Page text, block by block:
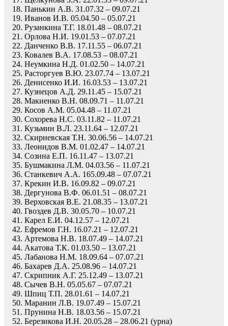
Панькин А.В. 31.07.32 – 09.07.21
Иванов И.В. 05.04.50 – 05.07.21
Рузанкина Т.Г. 18.01.48 – 08.07.21
Орлова Н.И. 19.01.53 – 07.07.21
Данченко В.В. 17.11.55 – 06.07.21
Ковалев В.А. 17.08.53 – 08.07.21
Неумкина Н.Д. 01.02.50 – 14.07.21
Расторгуев В.Ю. 23.07.74 – 13.07.21
Денисенко И.И. 16.03.53 – 13.07.21
Кузнецов А.Д. 29.11.45 – 15.07.21
Макиенко В.Н. 08.09.71 – 11.07.21
Косов А.М. 05.04.48 – 11.07.21
Сохорева Н.С. 03.11.82 – 11.07.21
Кузьмин В.Л. 23.11.64 – 12.07.21
Скирневская Т.Н. 30.06.56 – 14.07.21
Леонидов В.М. 01.02.47 – 14.07.21
Созина Е.П. 16.11.47 – 13.07.21
Бушмакина Л.М. 04.03.56 – 11.07.21
Станкевич А.А. 165.09.48 – 07.07.21
Крекин И.В. 16.09.82 – 09.07.21
Дергунова В.Ф. 06.01.51 – 08.07.21
Верховская В.Е. 21.08.35 – 13.07.21
Гвоздев Д.В. 30.05.70 – 10.07.21
Карел Е.И. 04.12.57 – 12.07.21
Ефремов Г.Н. 16.07.21 – 12.07.21
Артемова Н.В. 18.07.49 – 14.07.21
Акатова Т.К. 01.03.50 – 13.07.21
Лабанова Н.М. 18.09.64 – 07.07.21
Бахарев Д.А. 25.08.96 – 14.07.21
Скрипник А.Г. 25.12.49 – 13.07.21
Сычев В.Н. 05.05.67 – 07.07.21
Шпиц Т.П. 28.01.61 – 14.07.21
Маранин Л.В. 19.07.49 – 15.07.21
Прунина Н.В. 18.03.56 – 15.07.21
Березикова И.Н. 20.05.28 – 28.06.21 (урна)